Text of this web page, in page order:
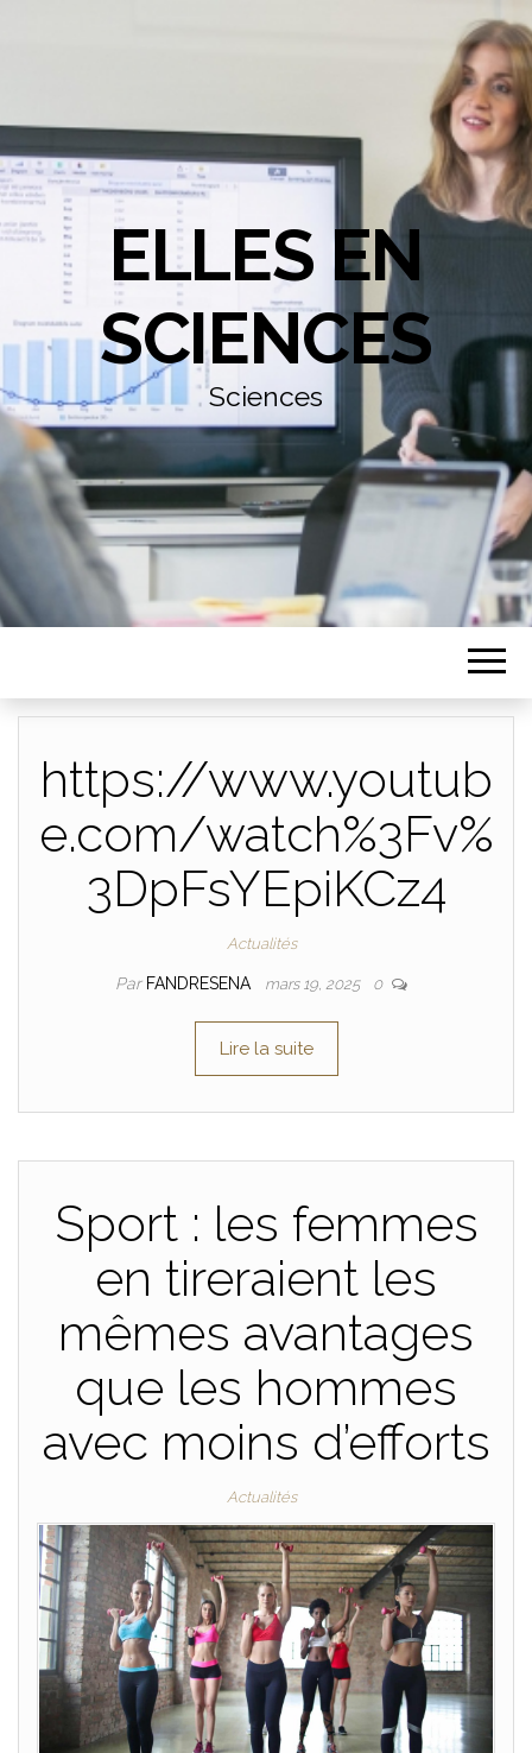
ELLES EN
SCIENCES
Sciences
https://www.youtub
e.com/watch%3Fv%
3DpFsYEpiKCz4
Actualités
Par FANDRESENA mars 19, 2025 0
Lire la suite
Sport : les femmes
en tireraient les
mêmes avantages
que les hommes
avec moins d’efforts
Actualités